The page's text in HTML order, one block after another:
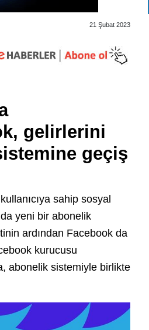
21 Şubat 2023
gelirlerini
geçiş
kullanıcıya sahip sosyal
yeni bir abonelik
ardından Facebook da
kurucusu
abonelik sistemiyle birlikte